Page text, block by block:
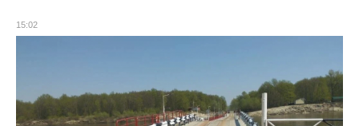
15:02